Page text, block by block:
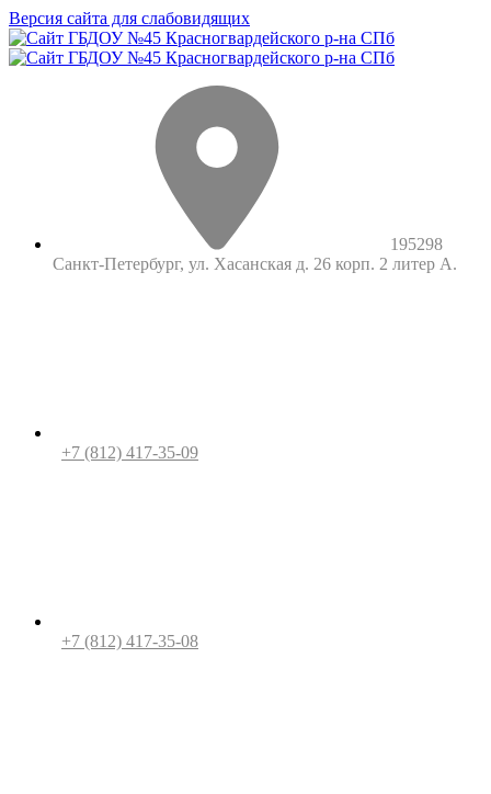
Версия сайта для слабовидящих
195298
Санкт-Петербург, ул. Хасанская д. 26 корп. 2 литер А.
+7 (812) 417-35-09
+7 (812) 417-35-08